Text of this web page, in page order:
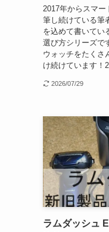
2017年からスマ
筆し続けている筆
を込めて書いてい
選び方シリーズで
ウォッチをたくさ
け続けています！
2026/07/29
ラムダッシュ